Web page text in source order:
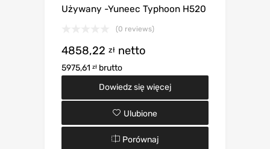
Używany -Yuneec Typhoon H520
(0 reviews)
4858,22 zł netto
5975,61 zł brutto
Dowiedz się więcej
Ulubione
Porównaj